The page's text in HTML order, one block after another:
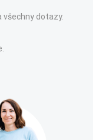
všechny dotazy.